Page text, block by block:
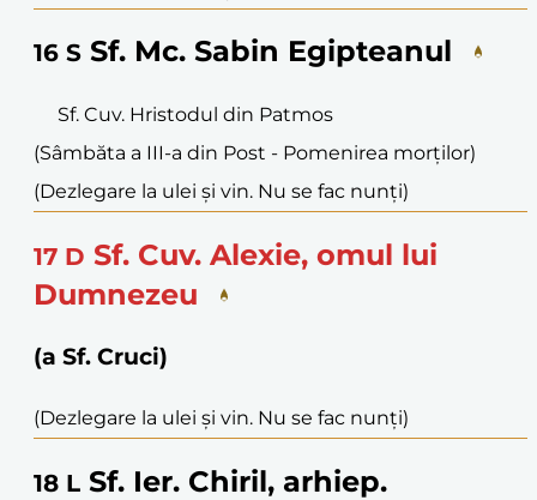
16 S Sf. Mc. Sabin Egipteanul
Sf. Cuv. Hristodul din Patmos
(Sâmbăta a III-a din Post - Pomenirea morților)
(Dezlegare la ulei și vin. Nu se fac nunți)
17 D Sf. Cuv. Alexie, omul lui
Dumnezeu
(a Sf. Cruci)
(Dezlegare la ulei și vin. Nu se fac nunți)
18 L Sf. Ier. Chiril, arhiep.